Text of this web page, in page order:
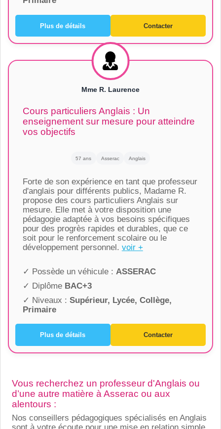
Plus de détails Contacter
Mme R. Laurence
Cours particuliers Anglais : Un
enseignement sur mesure pour atteindre
vos objectifs
57 ans Asserac Anglais
Forte de son expérience en tant que professeur
d'anglais pour différents publics, Madame R.
propose des cours particuliers Anglais sur
mesure. Elle met à votre disposition une
pédagogie adaptée à vos besoins spécifiques
pour des progrès rapides et durables, que ce
soit pour le renforcement scolaire ou le
développement personnel. voir +
✓ Possède un véhicule : ASSERAC
✓ Diplôme BAC+3
✓ Niveaux : Supérieur, Lycée, Collège,
Primaire
Plus de détails Contacter
Vous recherchez un professeur d'Anglais ou
d’une autre matière à Asserac ou aux
alentours :
Nos conseillers pédagogiques spécialisés en Anglais